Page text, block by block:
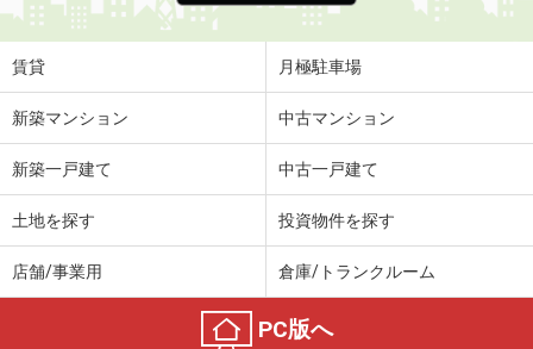
賃貸 月極駐車場
新築マンション 中古マンション
新築一戸建て 中古一戸建て
土地を探す 投資物件を探す
店舗/事業用 倉庫/トランクルーム
PC版へ